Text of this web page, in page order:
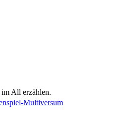
im All erzählen.
Multiversum